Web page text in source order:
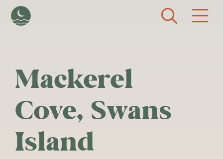
Mackerel
Cove, Swans
Island